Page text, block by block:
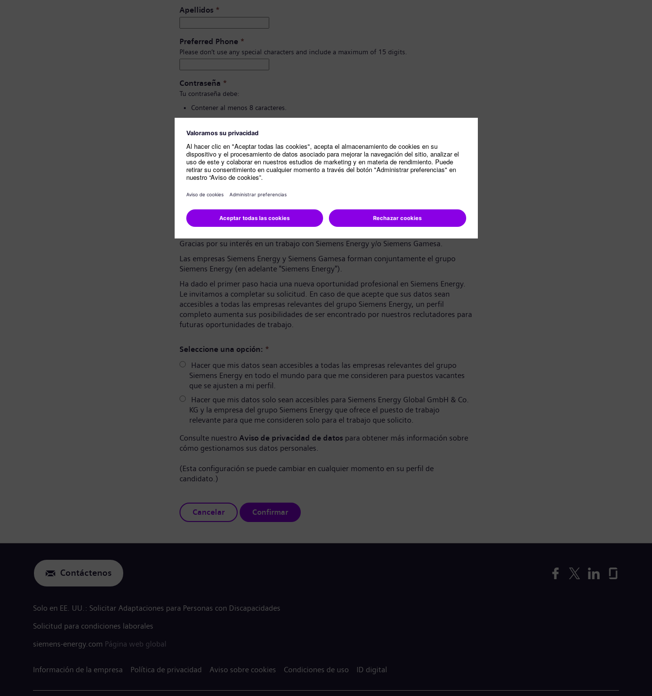
Apellidos *
Preferred Phone *
Please don’t use any special characters and include a maximum of 15 digits.
Contraseña *
Tu contraseña debe:
Contener al menos 8 caracteres.
No contener nada de tu información personal.
No contener palabras comunmente usadas.
Confirmación de contraseña
Nota sobre privacidad
Estimado candidato:
Gracias por su interés en un trabajo con Siemens Energy y/o Siemens Gamesa.
Las empresas Siemens Energy y Siemens Gamesa forman conjuntamente el grupo
Siemens Energy (en adelante "Siemens Energy").
Ha dado el primer paso hacia una nueva oportunidad profesional en Siemens Energy.
Le invitamos a completar su solicitud. En caso de que acepte que sus datos sean
accesibles a todas las empresas relevantes del grupo Siemens Energy, un perfil
completo aumenta sus posibilidades de ser encontrado por nuestros reclutadores para
futuras oportunidades de trabajo.
Seleccione una opción: *
Hacer que mis datos sean accesibles a todas las empresas relevantes del grupo
Siemens Energy en todo el mundo para que me consideren para puestos vacantes
que se ajusten a mi perfil.
Hacer que mis datos solo sean accesibles para Siemens Energy Global GmbH & Co.
KG y la empresa del grupo Siemens Energy que ofrece el puesto de trabajo
relevante para que me consideren solo para el trabajo que solicito.
Consulte nuestro Aviso de privacidad de datos para obtener más información sobre
cómo gestionamos sus datos personales.
(Esta configuración se puede cambiar en cualquier momento en su perfil de
candidato.)
Cancelar Confirmar
Contáctenos
Solo en EE. UU.: Solicitar Adaptaciones para Personas con Discapacidades
Solicitud para condiciones laborales
siemens-energy.com Página web global
Información de la empresa Política de privacidad Aviso sobre cookies Condiciones de uso ID digital